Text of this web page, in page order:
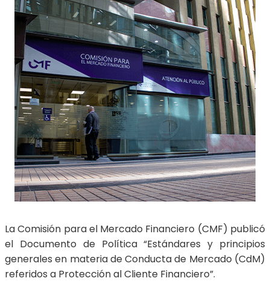
La Comisión para el Mercado Financiero (CMF) publicó
el Documento de Política “Estándares y principios
generales en materia de Conducta de Mercado (CdM)
referidos a Protección al Cliente Financiero”.